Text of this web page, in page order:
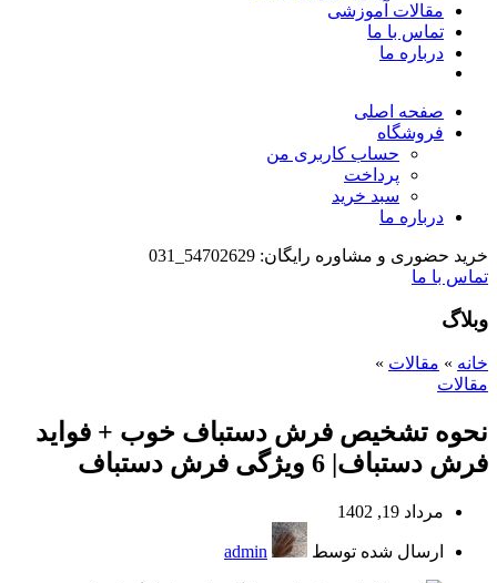
مقالات آموزشی
تماس با ما
درباره ما
صفحه اصلی
فروشگاه
حساب کاربری من
پرداخت
سبد خرید
درباره ما
خرید حضوری و مشاوره رایگان: 54702629_031
تماس با ما
وبلاگ
خانه » مقالات »
مقالات
نحوه تشخیص فرش دستباف خوب + فواید
فرش دستباف| 6 ویژگی فرش دستباف
مرداد 19, 1402
ارسال شده توسط admin